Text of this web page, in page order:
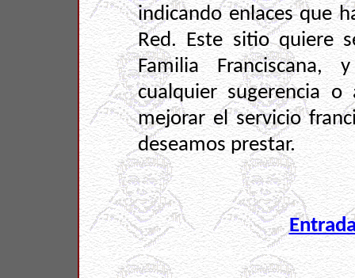
indicando enlaces que
Red. Este sitio quiere
Familia Franciscana,
cualquier sugerencia
mejorar el servicio
deseamos prestar.